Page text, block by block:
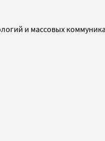
и массовых